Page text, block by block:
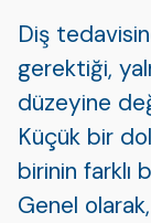
Diş
gerektiği,
düzeyine
Küçük bir
birinin farklı
Genel